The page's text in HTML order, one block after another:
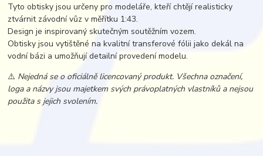
Tyto obtisky jsou určeny pro modeláře, kteří chtějí realisticky
ztvárnit závodní vůz v měřítku 1:43.
Design je inspirovaný skutečným soutěžním vozem.
Obtisky jsou vytištěné na kvalitní transferové fólii jako dekál na
vodní bázi a umožňují detailní provedení modelu.
⚠️ Nejedná se o oficiálně licencovaný produkt. Všechna označení,
loga a názvy jsou majetkem svých právoplatných vlastníků a nejsou
použita s jejich svolením.